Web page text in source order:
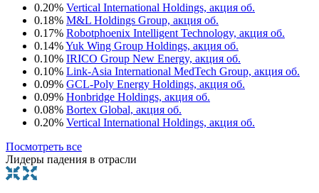
0.20% Vertical International Holdings, акция об.
0.18% M&L Holdings Group, акция об.
0.17% Robotphoenix Intelligent Technology, акция об.
0.14%Yuk Wing Group Holdings, акция об.
0.10% IRICO Group New Energy, акция об.
0.10% Link-Asia International MedTech Group, акция об.
0.09% GCL-Poly Energy Holdings, акция об.
0.09% Honbridge Holdings, акция об.
0.08% Bortex Global, акция об.
0.20% Vertical International Holdings, акция об.
Посмотреть все
Лидеры падения в отрасли